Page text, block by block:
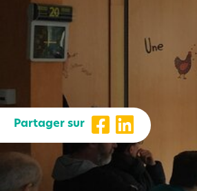
Partager sur